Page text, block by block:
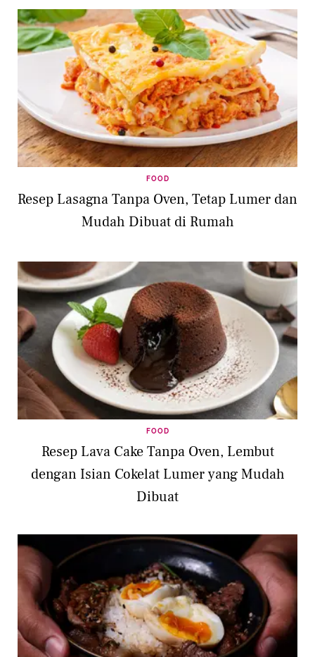
FOOD
Resep Lasagna Tanpa Oven, Tetap Lumer dan
Mudah Dibuat di Rumah
FOOD
Resep Lava Cake Tanpa Oven, Lembut
dengan Isian Cokelat Lumer yang Mudah
Dibuat